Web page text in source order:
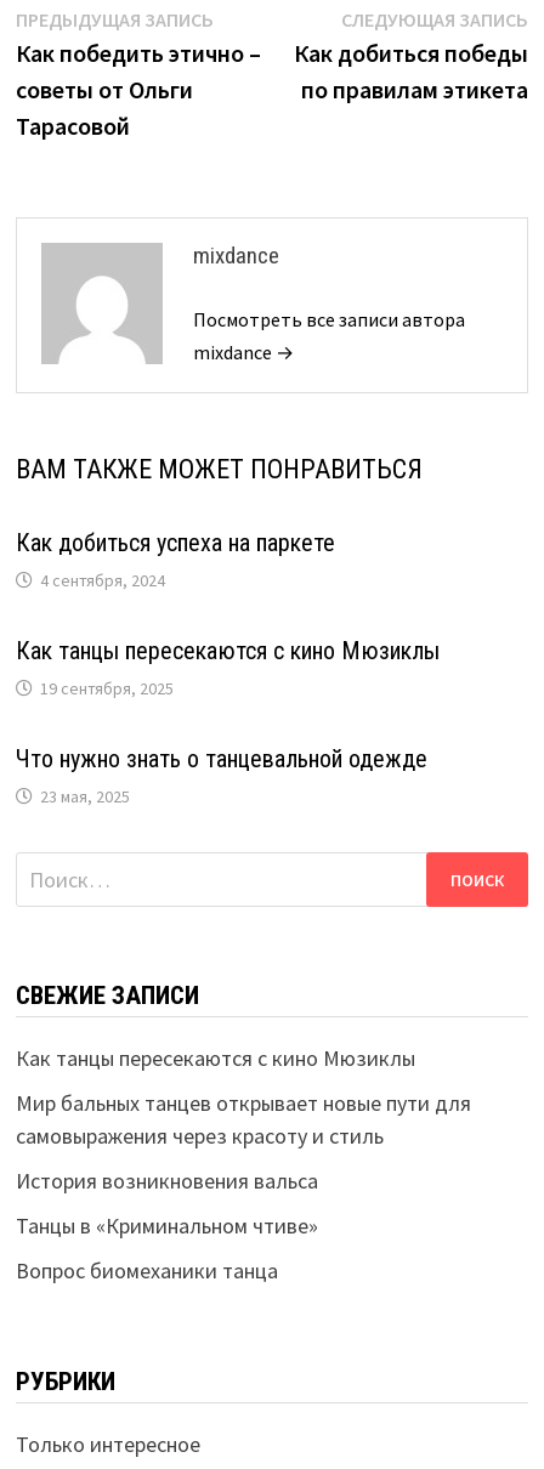
Навигация
по
записям
ПРЕДЫДУЩАЯ ЗАПИСЬПредыдущая
запись:
Как победить этично –
советы от Ольги
Тарасовой
СЛЕДУЮЩАЯ ЗАПИСЬ
Как добиться победы
по правилам этикета
mixdance
Посмотреть все записи автора
mixdance →
ВАМ ТАКЖЕ МОЖЕТ ПОНРАВИТЬСЯ
Как добиться успеха на паркете
4 сентября, 2024
Как танцы пересекаются с кино Мюзиклы
19 сентября, 2025
Что нужно знать о танцевальной одежде
23 мая, 2025
Найти:
СВЕЖИЕ ЗАПИСИ
Как танцы пересекаются с кино Мюзиклы
Мир бальных танцев открывает новые пути для
самовыражения через красоту и стиль
История возникновения вальса
Танцы в «Криминальном чтиве»
Вопрос биомеханики танца
РУБРИКИ
Только интересное